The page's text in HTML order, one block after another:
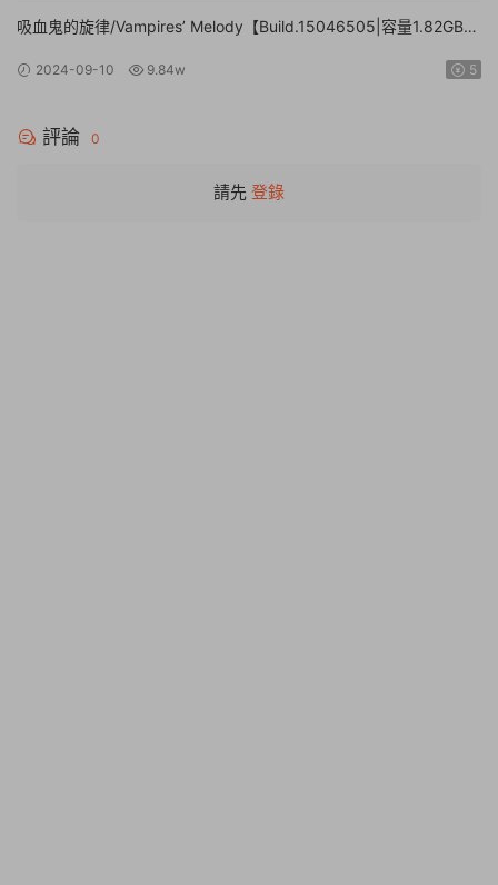
Ice, Tearful Figurine~
吸血鬼的旋律/Vampires’ Melody【Build.15046505|容量1.82GB|
2024-09-10 9.84w 5
評論 0
請先 登錄